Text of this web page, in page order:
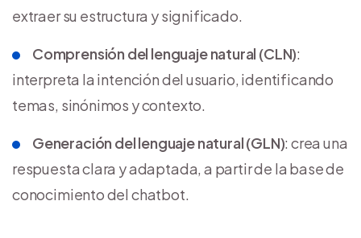
extraer su estructura y significado.
Comprensión del lenguaje natural (CLN):
interpreta la intención del usuario, identificando
temas, sinónimos y contexto.
Generación del lenguaje natural (GLN): crea una
respuesta clara y adaptada, a partir de la base de
conocimiento del chatbot.